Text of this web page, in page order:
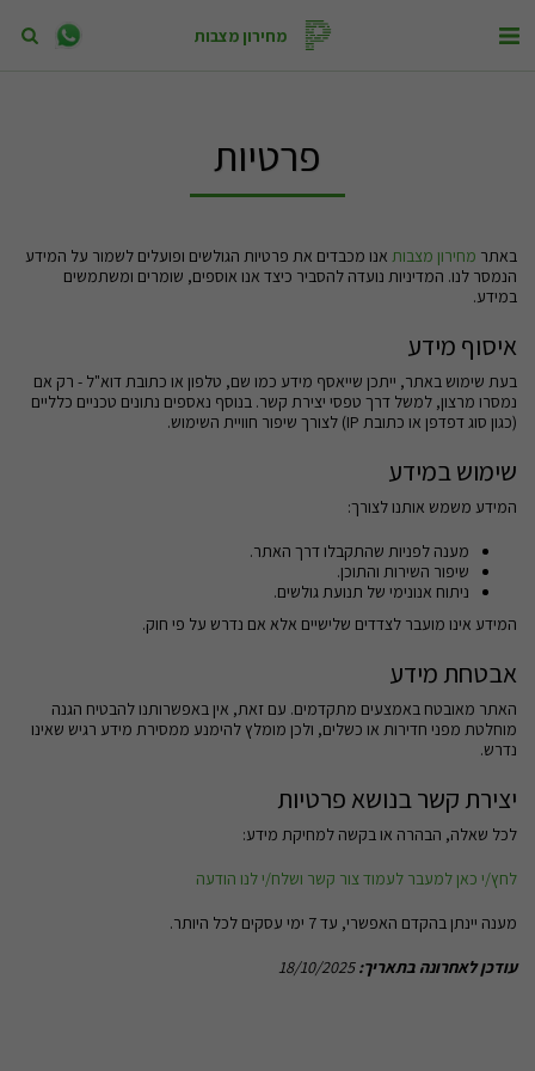
מחירון מצבות
פרטיות
באתר מחירון מצבות אנו מכבדים את פרטיות הגולשים ופועלים לשמור על המידע
הנמסר לנו. המדיניות נועדה להסביר כיצד אנו אוספים, שומרים ומשתמשים
במידע.
איסוף מידע
בעת שימוש באתר, ייתכן שייאסף מידע כמו שם, טלפון או כתובת דוא"ל - רק אם
נמסרו מרצון, למשל דרך טפסי יצירת קשר. בנוסף נאספים נתונים טכניים כלליים
(כגון סוג דפדפן או כתובת IP) לצורך שיפור חוויית השימוש.
שימוש במידע
המידע משמש אותנו לצורך:
מענה לפניות שהתקבלו דרך האתר.
שיפור השירות והתוכן.
ניתוח אנונימי של תנועת גולשים.
המידע אינו מועבר לצדדים שלישיים אלא אם נדרש על פי חוק.
אבטחת מידע
האתר מאובטח באמצעים מתקדמים. עם זאת, אין באפשרותנו להבטיח הגנה
מוחלטת מפני חדירות או כשלים, ולכן מומלץ להימנע ממסירת מידע רגיש שאינו
נדרש.
יצירת קשר בנושא פרטיות
לכל שאלה, הבהרה או בקשה למחיקת מידע:
לחץ/י כאן למעבר לעמוד צור קשר ושלח/י לנו הודעה
מענה יינתן בהקדם האפשרי, עד 7 ימי עסקים לכל היותר.
עודכן לאחרונה בתאריך:18/10/2025